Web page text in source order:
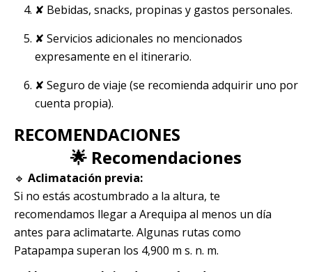
✘ Bebidas, snacks, propinas y gastos personales.
✘ Servicios adicionales no mencionados
expresamente en el itinerario.
✘ Seguro de viaje (se recomienda adquirir uno por
cuenta propia).
RECOMENDACIONES
🌟 Recomendaciones
🔹 Aclimatación previa:
Si no estás acostumbrado a la altura, te
recomendamos llegar a Arequipa al menos un día
antes para aclimatarte. Algunas rutas como
Patapampa superan los 4,900 m s. n. m.